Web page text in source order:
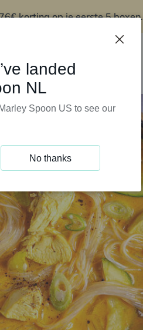
korting op je eerste 5 boxen.
landed
NL
Spoon US to see our
No thanks